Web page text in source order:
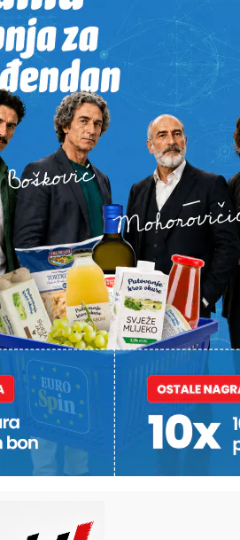
JESTE LI ZNALI?
Ana desetljećima priprema
najbolju zimnicu, a sada je
otkrila svoj jednostavni
recept i iznenadila brojne
domaćice